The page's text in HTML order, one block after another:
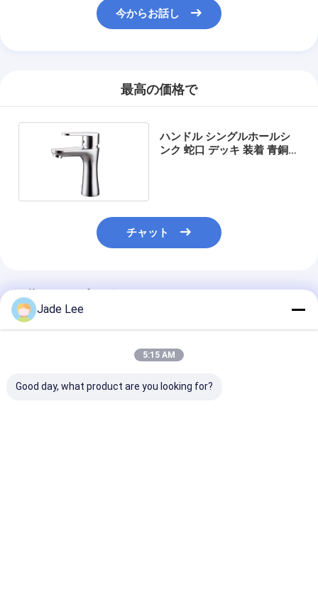
事件
ほぞ穴のドア ロック
ステンレス鋼のドアロック
出入口のhandlesets
棚のドアロック
今からお話し
最高の価格で
ハンドル シングルホールシ
ンク 蛇口 デッキ 装着 青銅
チャット
推薦されたプロダクト
Jade Lee
5:15 AM
Good day, what product are you looking for?